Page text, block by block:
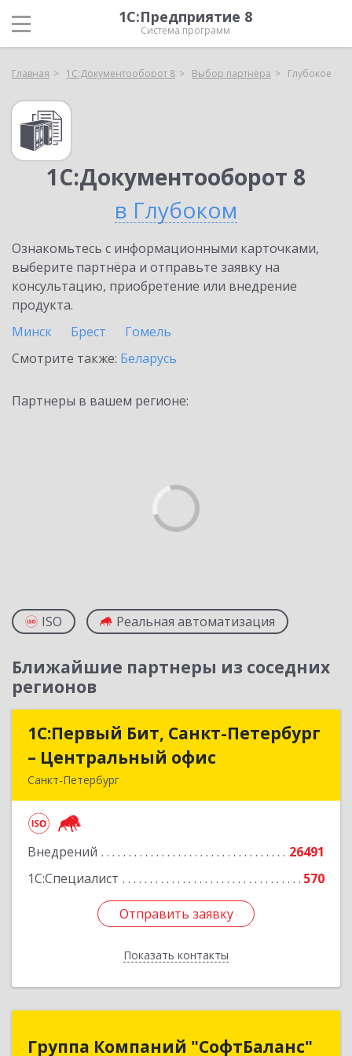
1С:Предприятие 8
Система программ
Главная 1С:Документооборот 8 Выбор партнёра Глубокое
1С:Документооборот 8
в Глубоком
Ознакомьтесь с информационными карточками,
выберите партнёра и отправьте заявку на
консультацию, приобретение или внедрение
продукта.
Минск
Брест
Гомель
Смотрите также: Беларусь
Партнеры в вашем регионе:
ISO Реальная автоматизация
Ближайшие партнеры из соседних
регионов
1С:Первый Бит, Санкт-Петербург
– Центральный офис
Санкт-Петербург
Внедрений
26491
1С:Специалист
570
Отправить заявку
Показать контакты
1С:Первый Бит, Санкт-Петербург
– Центральный офис
Отправить заявку
Назад
Группа Компаний "СофтБаланс"
Группа Компаний "СофтБаланс"